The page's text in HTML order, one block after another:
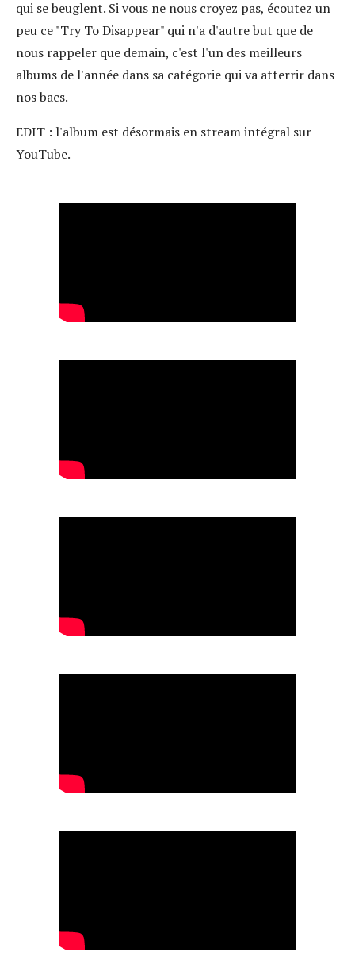
qui se beuglent. Si vous ne nous croyez pas, écoutez un
peu ce "Try To Disappear" qui n'a d'autre but que de
nous rappeler que demain, c'est l'un des meilleurs
albums de l'année dans sa catégorie qui va atterrir dans
nos bacs.
EDIT : l'album est désormais en stream intégral sur
YouTube.